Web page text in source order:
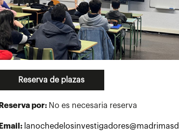
Reserva de plazas
Reserva por: No es necesaria reserva
Email: